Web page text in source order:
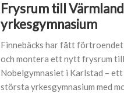
Frysrum till
yrkesgymnasium
Finnebäcks har fått
och montera ett nytt frysrum till
Nobelgymnasiet i Karlstad – ett
största yrkesgymnasium med